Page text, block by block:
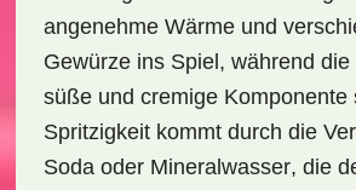
angenehme Wärme und
Gewürze ins Spiel, während die
süße und cremige Komponente
Spritzigkeit kommt durch die
Sodaoder Mineralwasser, die